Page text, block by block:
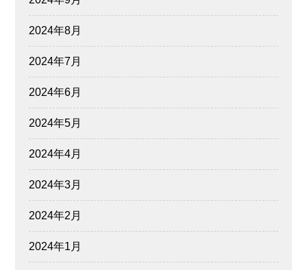
2024年8月
2024年7月
2024年6月
2024年5月
2024年4月
2024年3月
2024年2月
2024年1月